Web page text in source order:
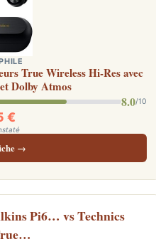
True Wireless Hi-Res avec
Dolby Atmos
8.0/10
€
→
Pi6… vs Technics